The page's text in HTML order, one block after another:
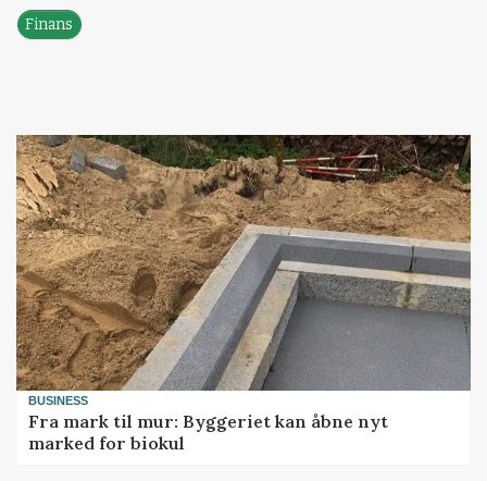
Finans
BUSINESS
Fra mark til mur: Byggeriet kan åbne nyt
marked for biokul